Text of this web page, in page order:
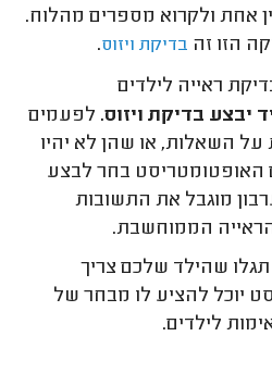
אחת ולקרוא מספרים מהלוח.
הזו זה בדיקת ויזוס.
ראייה לילדים
יבצע בדיקת ויזוס. לפעמים
על השאלות, או שהן לא יהיו
האופטומטריסט בחר לבצע
מוגבל את התשובות
הממוחשבת.
שהילד שלכם צריך
יוכל להציע לו מבחר של
לילדים.